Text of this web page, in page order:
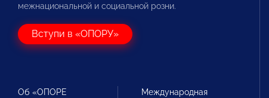
межнациональной и социальной розни.
Вступи в «ОПОРУ»
Об «ОПОРЕ
Международная